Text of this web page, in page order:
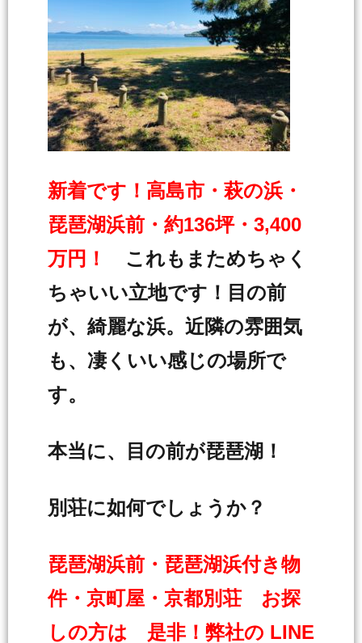
新着です！高島市・萩の浜・
琵琶湖浜前・約136坪・3,400
万円！
これもまためちゃく
ちゃいい立地です！目の前
が、綺麗な浜。近隣の雰囲気
も、凄くいい感じの場所で
す。
本当に、目の前が琵琶湖！
別荘に如何でしょうか？
琵琶湖浜前・琵琶湖浜付き物
件・京町屋・京都別荘 お探
しの方は 是非！弊社の LINE